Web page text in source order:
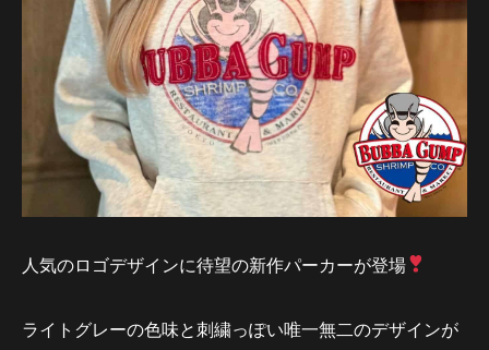
人気のロゴデザインに待望の新作パーカーが登場
ライトグレーの色味と刺繍っぽい唯一無二のデザインが